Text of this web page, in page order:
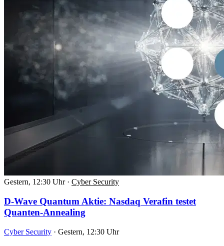
Gestern, 12:30 Uhr · Cyber Security
D-Wave Quantum Aktie: Nasdaq Verafin testet
Quanten-Annealing
Cyber Security · Gestern, 12:30 Uhr